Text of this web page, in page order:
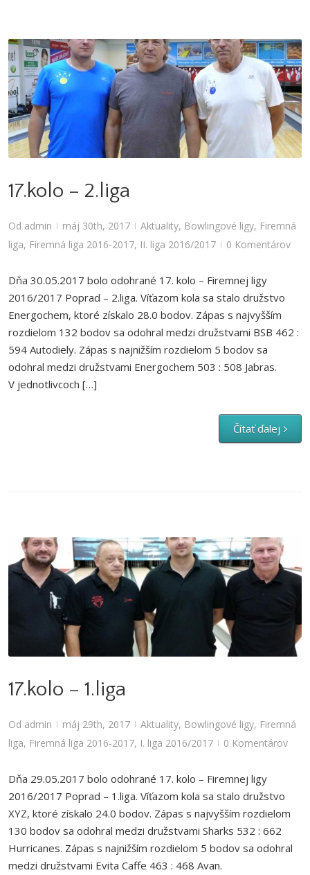
17.kolo – 2.liga
Aktuality, Bowlingové ligy Firemná liga Firemná liga 2016-2017
II. liga
17.kolo – 2.liga
Od admin | máj 30th, 2017 | Aktuality, Bowlingové ligy, Firemná
liga, Firemná liga 2016-2017, II. liga 2016/2017 | 0 Komentárov
Dňa 30.05.2017 bolo odohrané 17. kolo – Firemnej ligy
2016/2017 Poprad – 2.liga. Víťazom kola sa stalo družstvo
Energochem, ktoré získalo 28.0 bodov. Zápas s najvyšším
rozdielom 132 bodov sa odohral medzi družstvami BSB 462 :
594 Autodiely. Zápas s najnižším rozdielom 5 bodov sa
odohral medzi družstvami Energochem 503 : 508 Jabras.
V jednotlivcoch […]
Čítať ďalej
,Bowlingové ligy Firemná liga Firemná liga 2016-2017
2016/2017
17.kolo – 1.liga
Od admin | máj 29th, 2017 | Aktuality, Bowlingové ligy, Firemná
liga, Firemná liga 2016-2017, I. liga 2016/2017 | 0 Komentárov
Dňa 29.05.2017 bolo odohrané 17. kolo – Firemnej ligy
2016/2017 Poprad – 1.liga. Víťazom kola sa stalo družstvo
XYZ, ktoré získalo 24.0 bodov. Zápas s najvyšším rozdielom
130 bodov sa odohral medzi družstvami Sharks 532 : 662
Hurricanes. Zápas s najnižším rozdielom 5 bodov sa odohral
medzi družstvami Evita Caffe 463 : 468 Avan.